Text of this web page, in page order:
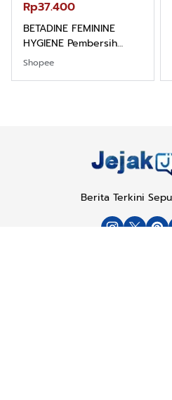
Rp37.400
BETADINE FEMININE
HYGIENE Pembersih
Kewanitaan 60ml
Shopee
Berita Terkini